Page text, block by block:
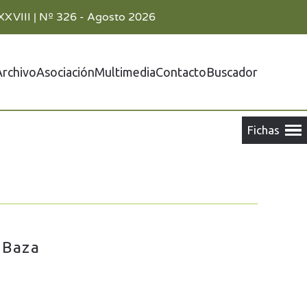
| Nº 326 - Agosto 2026
AsociaciónMultimediaContactoBuscador